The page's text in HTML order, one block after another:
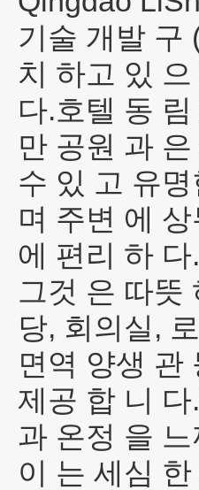
기술 개발 구
치 하고 있
다.호텔 동
만 공원 과
수 있 고 유
며 주변 에
에 편리 하 다.
그것 은 따뜻
당, 회의실,
면역 양생 관
제공 합 니
과 온정 을
이 는 세심